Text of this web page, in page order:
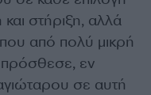
στήριξη, αλλά
από πολύ μικρή
εν
σε αυτή